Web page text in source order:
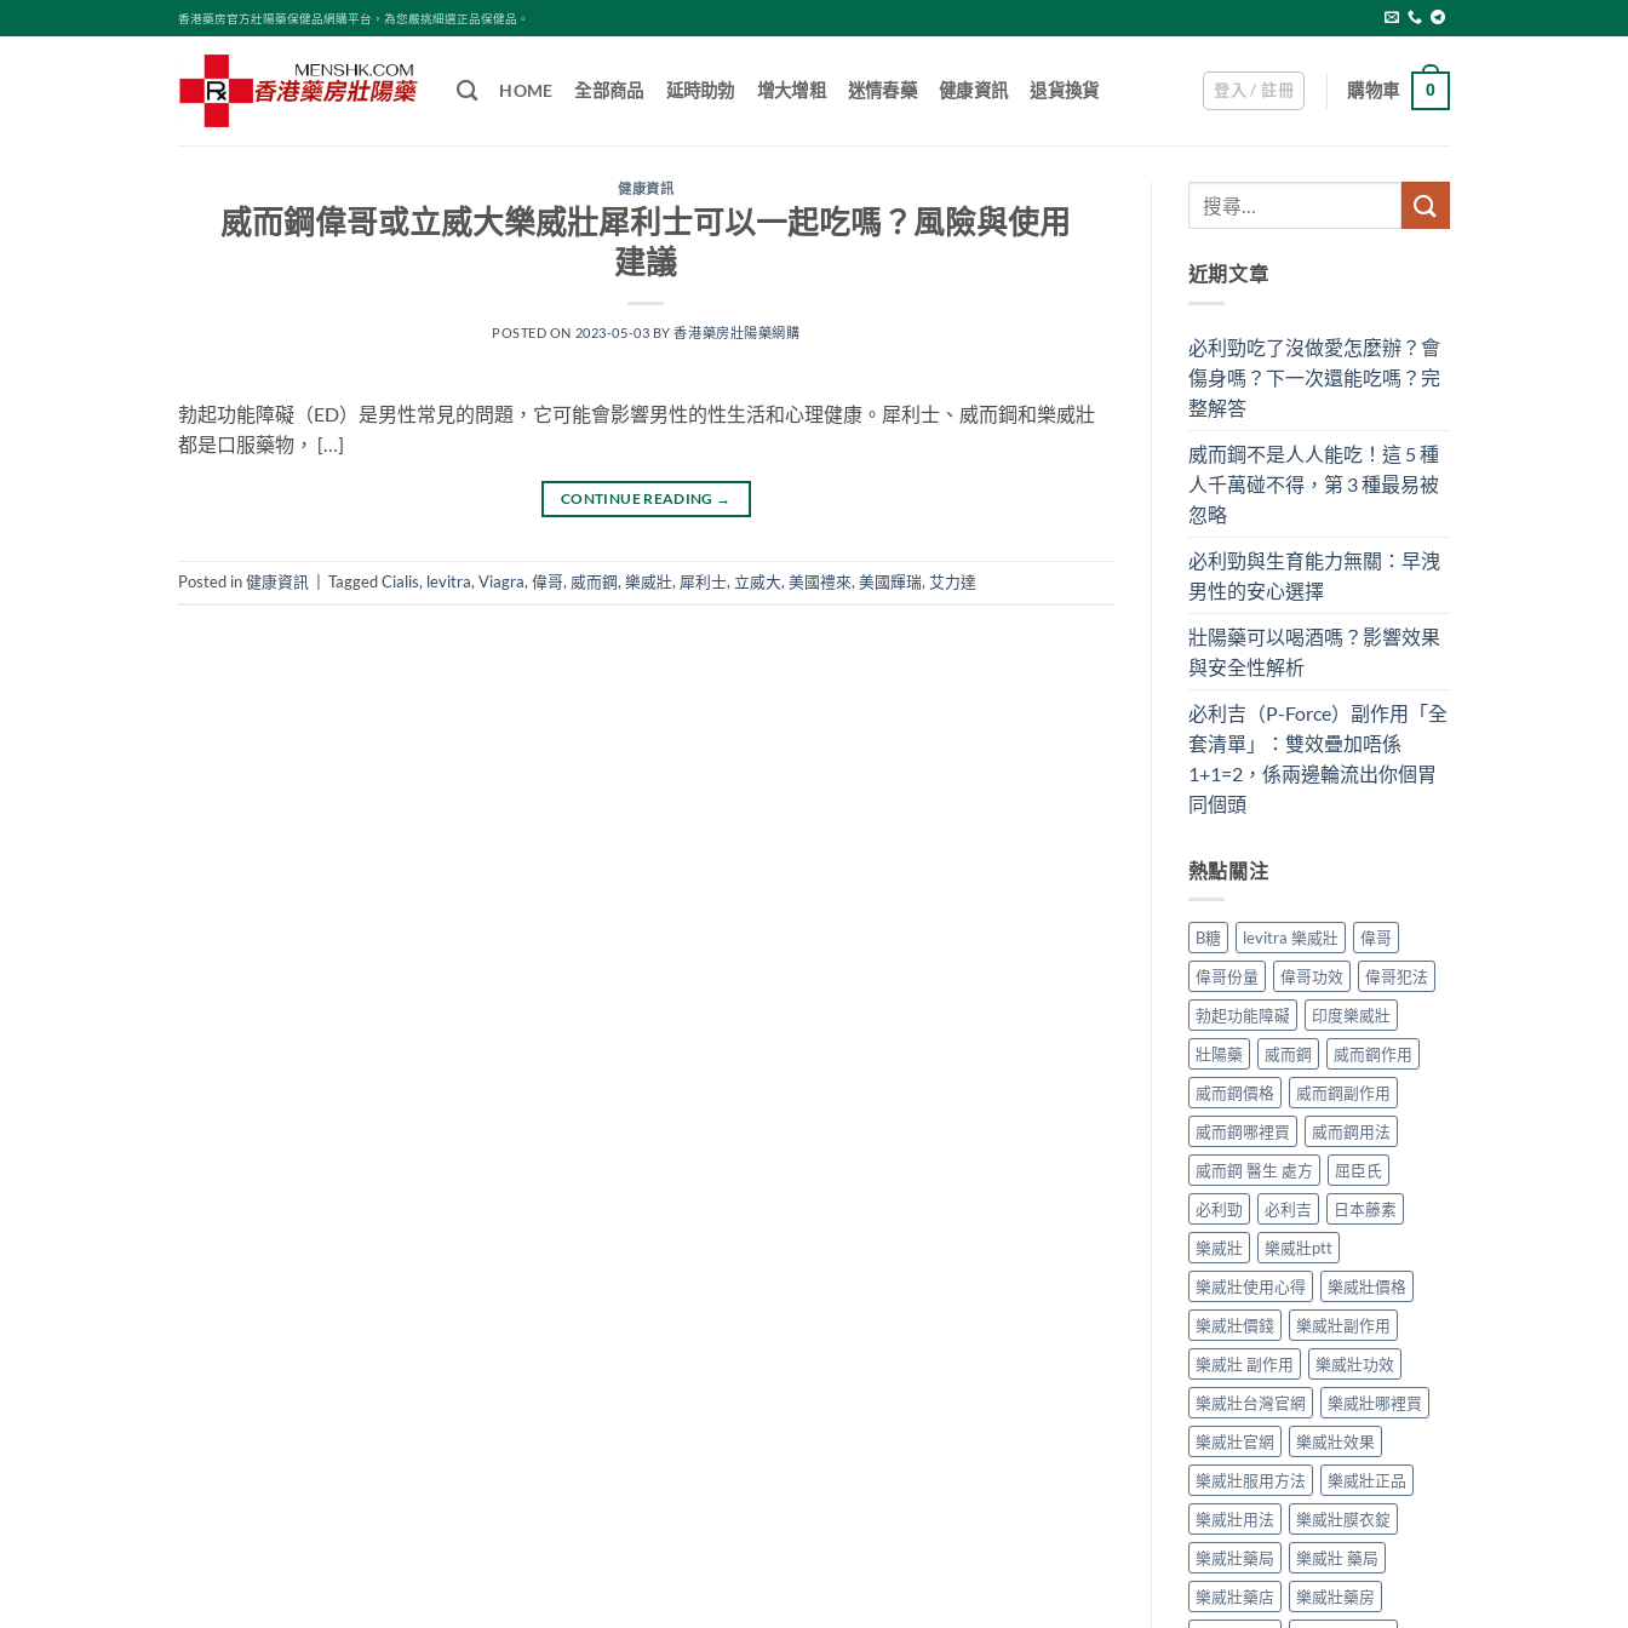
to
香港藥房官方壯陽藥保健品網購平台，為您嚴挑細選正品保健品。
HOME 全部商品 延時助勃 增大增粗 迷情春藥 健康資訊 退貨換貨 登入 / 註冊 購物車 0
健康資訊
威而鋼偉哥或立威大樂威壯犀利士可以一起吃嗎？風險與使用
建議
POSTED ON 2023-05-03 BY香港藥房壯陽藥網購
勃起功能障礙（ED）是男性常見的問題，它可能會影響男性的性生活和心理健康。犀利士、威而鋼和樂威壯
都是口服藥物， […]
CONTINUE READING →
Posted in健康資訊 TaggedCialis, levitra, Viagra, 偉哥, 威而鋼, 樂威壯, 犀利士, 立威大, 美國禮來, 美國輝瑞, 艾力達
近期文章
必利勁吃了沒做愛怎麼辦？會
傷身嗎？下一次還能吃嗎？完
整解答
威而鋼不是人人能吃！這 5 種
人千萬碰不得，第 3 種最易被
忽略
必利勁與生育能力無關：早洩
男性的安心選擇
壯陽藥可以喝酒嗎？影響效果
與安全性解析
必利吉（P-Force）副作用「全
套清單」：雙效疊加唔係
1+1=2，係兩邊輪流出你個胃
同個頭
熱點關注
B糖 levitra 樂威壯
偉哥
偉哥份量
偉哥功效
偉哥犯法
勃起功能障礙
印度樂威壯
壯陽藥
威而鋼
威而鋼作用
威而鋼價格
威而鋼副作用
威而鋼哪裡買
威而鋼用法
威而鋼 醫生 處方
屈臣氏
必利勁
必利吉
日本藤素
樂威壯
樂威壯ptt
樂威壯使用心得
樂威壯價格
樂威壯價錢
樂威壯副作用
樂威壯 副作用
樂威壯功效
樂威壯台灣官網
樂威壯哪裡買
樂威壯官網
樂威壯效果
樂威壯服用方法
樂威壯正品
樂威壯用法
樂威壯膜衣錠
樂威壯藥局
樂威壯 藥局
樂威壯藥店
樂威壯藥房